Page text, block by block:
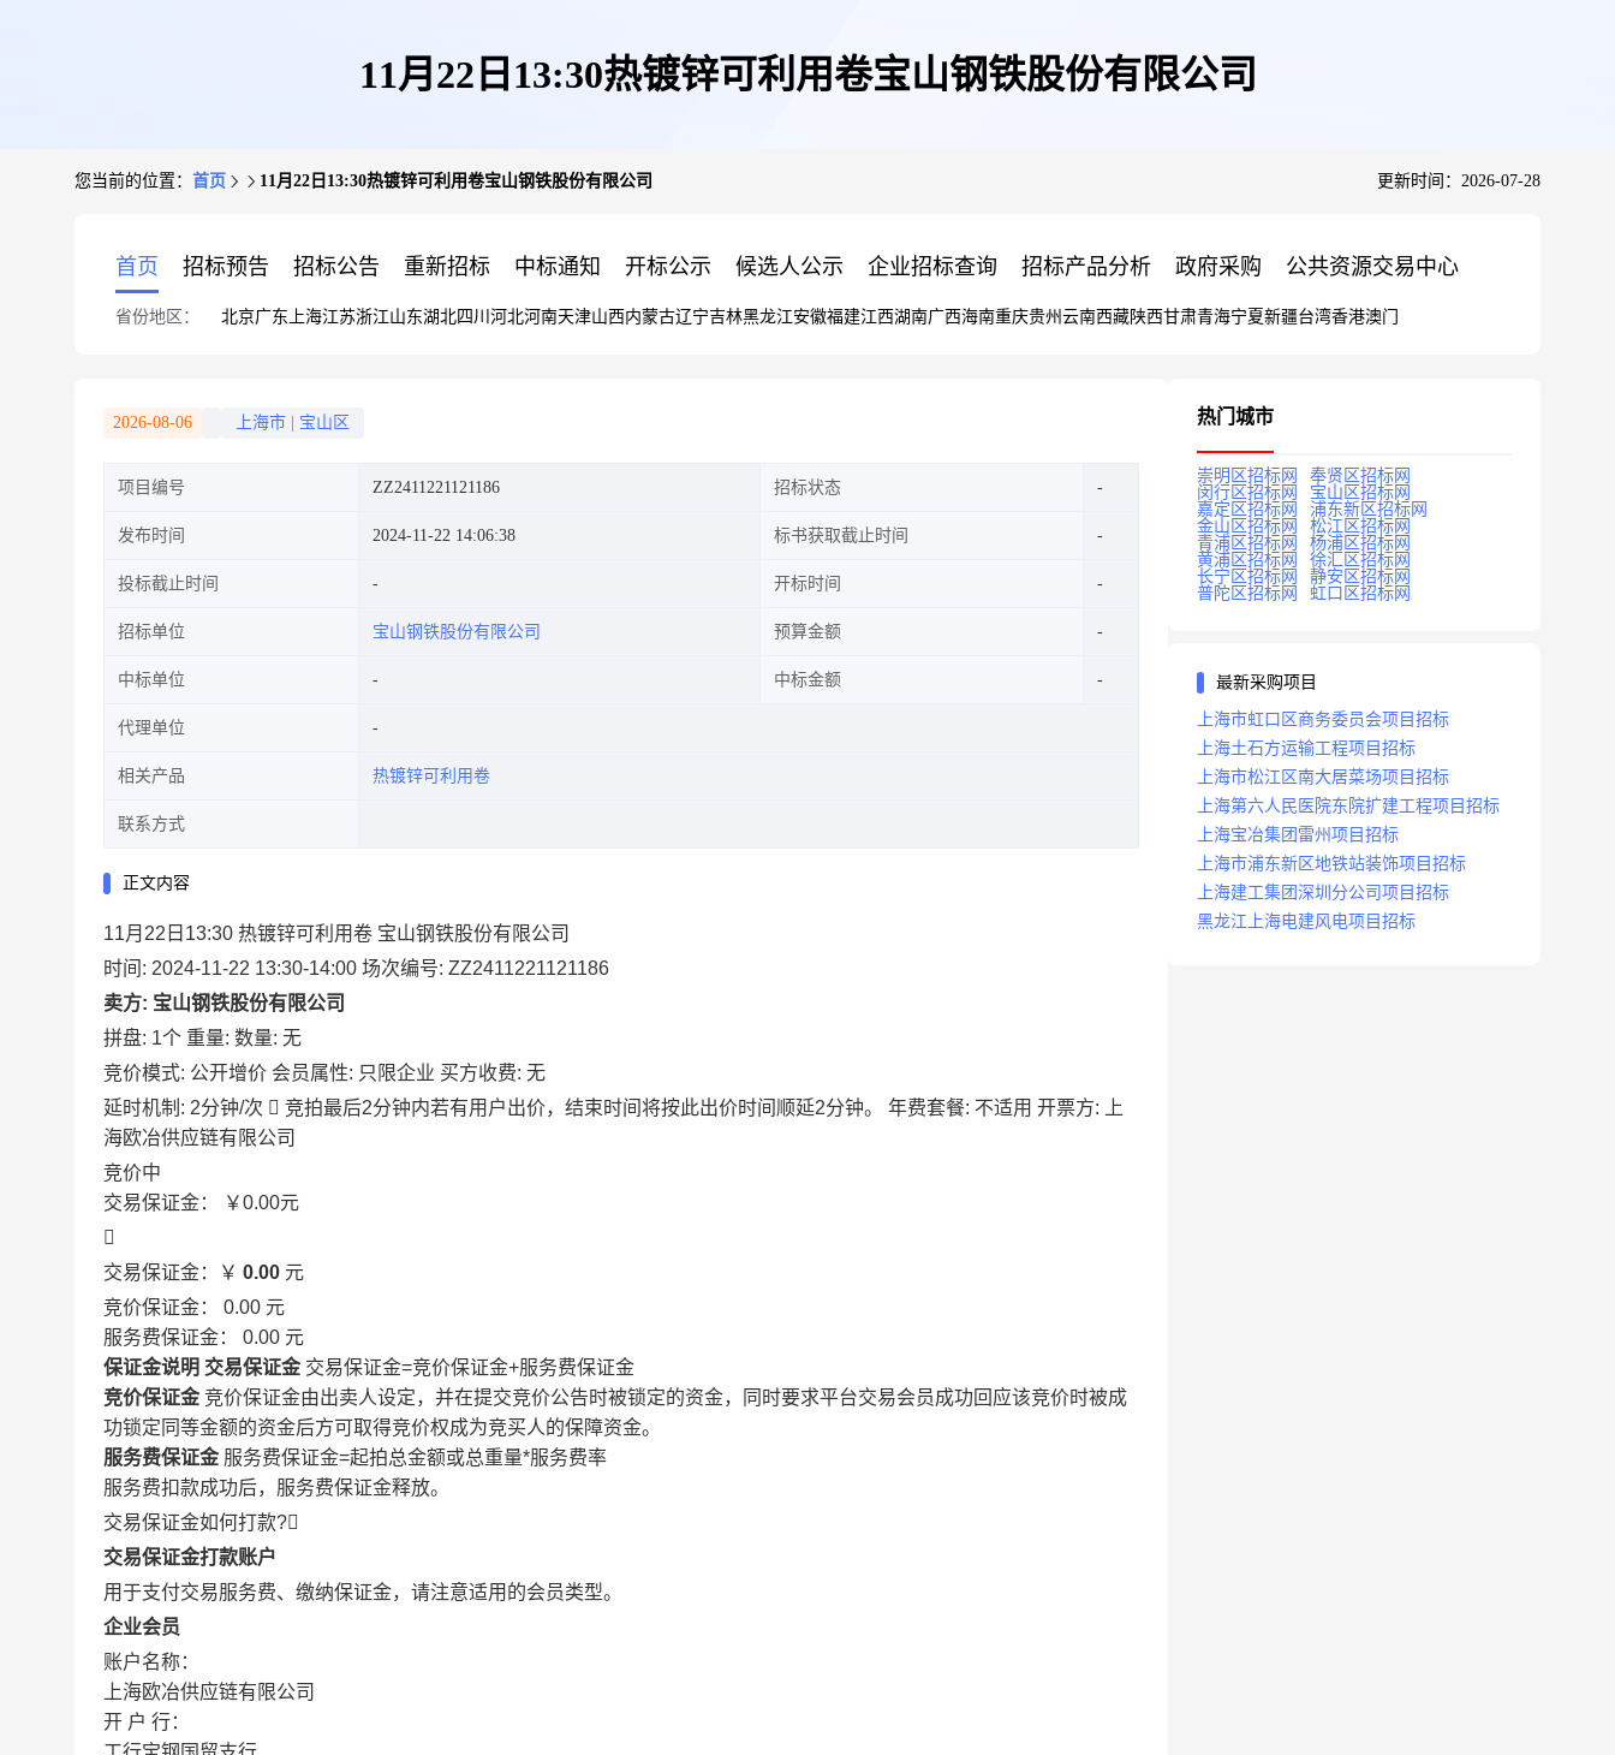
11月22日13:30热镀锌可利用卷宝山钢铁股份有限公司
您当前的位置： 首页 11月22日13:30热镀锌可利用卷宝山钢铁股份有限公司 更新时间：2026-07-28
首页 招标预告 招标公告 重新招标 中标通知 开标公示 候选人公示 企业招标查询 招标产品分析 政府采购 公共资源交易中心
省份地区： 北京广东 上海江苏浙江山东湖北四川 河北河南天津山西内蒙古辽宁吉林黑龙江安徽福建江西湖南广西海南重庆贵州 云南西藏陕西甘肃青海宁夏新疆台湾香港澳门
2026-08-06 上海市 宝山区
项目编号 ZZ2411221121186 招标状态
发布时间 2024-11-22 14:06:38 标书获取截止时间
投标截止时间 开标时间
招标单位 宝山钢铁股份有限公司 预算金额
中标单位 中标金额
代理单位
相关产品 热镀锌可利用卷
联系方式
正文内容
11月22日13:30 热镀锌可利用卷 宝山钢铁股份有限公司
时间: 2024-11-22 13:30-14:00 场次编号: ZZ2411221121186
卖方: 宝山钢铁股份有限公司
拼盘: 1个 重量: 数量: 无
竞价模式: 公开增价 会员属性: 只限企业 买方收费: 无
延时机制: 2分钟/次  竞拍最后2分钟内若有用户出价，结束时间将按此出价时间顺延2分钟。 年费套餐: 不适用 开票方: 上
海欧冶供应链有限公司
竞价中
交易保证金：
￥0.00元

交易保证金：￥ 0.00 元
竞价保证金： 0.00 元
服务费保证金： 0.00 元
保证金说明 交易保证金 交易保证金=竞价保证金+服务费保证金
竞价保证金 竞价保证金由出卖人设定，并在提交竞价公告时被锁定的资金，同时要求平台交易会员成功回应该竞价时被成
功锁定同等金额的资金后方可取得竞价权成为竞买人的保障资金。
服务费保证金 服务费保证金=起拍总金额或总重量*服务费率
服务费扣款成功后，服务费保证金释放。
交易保证金如何打款?
交易保证金打款账户
用于支付交易服务费、缴纳保证金，请注意适用的会员类型。
企业会员
账户名称：
上海欧冶供应链有限公司
开 户 行：
热门城市
崇明区招标网
奉贤区招标网
闵行区招标网
宝山区招标网
嘉定区招标网
浦东新区招标网
金山区招标网
松江区招标网
青浦区招标网
杨浦区招标网
黄浦区招标网
徐汇区招标网
长宁区招标网
静安区招标网
普陀区招标网
虹口区招标网
最新采购项目
上海市虹口区商务委员会项目招标
上海土石方运输工程项目招标
上海市松江区南大居菜场项目招标
上海第六人民医院东院扩建工程项目招标
上海宝冶集团雷州项目招标
上海市浦东新区地铁站装饰项目招标
上海建工集团深圳分公司项目招标
黑龙江上海电建风电项目招标